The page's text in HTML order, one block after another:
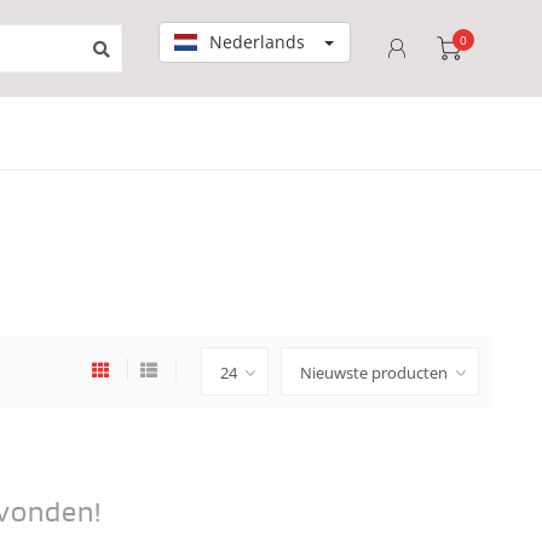
Nederlands 0